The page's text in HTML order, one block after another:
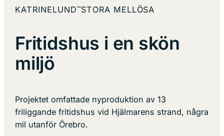
KATRINELUND–STORA MELLÖSA
Fritidshus i en skön
miljö
Projektet omfattade nyproduktion av 13
friliggande fritidshus vid Hjälmarens strand, några
mil utanför Örebro.